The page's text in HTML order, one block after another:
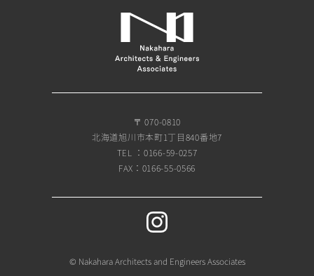
〒 070-0810
北海道旭川市本町1丁目840番地7
TEL ：0166-59-0257
FAX：0166-55-0566
© Nakahara Architects and Engineers Associates